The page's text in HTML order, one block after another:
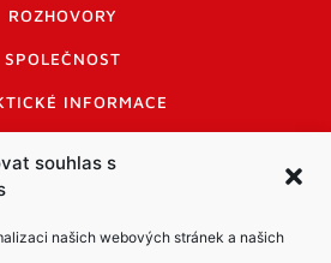
souhlas s
našich webových stránek a našich
ROZHOVORY
SPOLEČNOST
INFORMACE
A KODEX DISKUTUJÍCÍCH
A LOGO MANUÁL